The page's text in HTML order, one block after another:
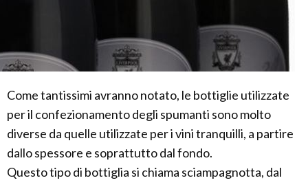
Come tantissimi avranno notato, le bottiglie utilizzate
per il confezionamento degli spumanti sono molto
diverse da quelle utilizzate per i vini tranquilli, a partire
dallo spessore e soprattutto dal fondo.
Questo tipo di bottiglia si chiama sciampagnotta, dal